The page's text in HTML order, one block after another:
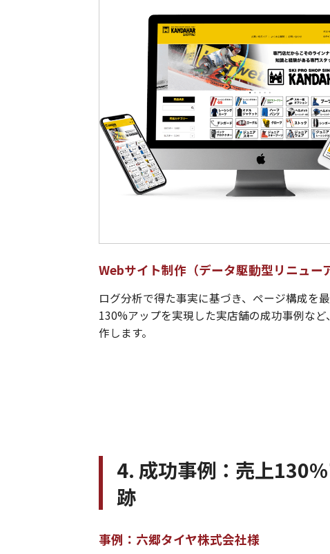
Webサイト制作（データ駆動型リニュー
ログ分析で得た事実に基づき、ページ構成を
130%アップを実現した実店舗の成功事例な
作します。
4. 成功事例：売上
跡
事例：六郷タイヤ株式会社様